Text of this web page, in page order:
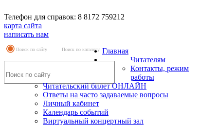
Телефон для справок: 8 8172 759212
карта сайта
написать нам
Поиск по сайту Поиск по каталогу Главная
Читателям
Контакты, режим
работы
Читательский билет ОНЛАЙН
Ответы на часто задаваемые вопросы
Личный кабинет
Календарь событий
Виртуальный концертный зал